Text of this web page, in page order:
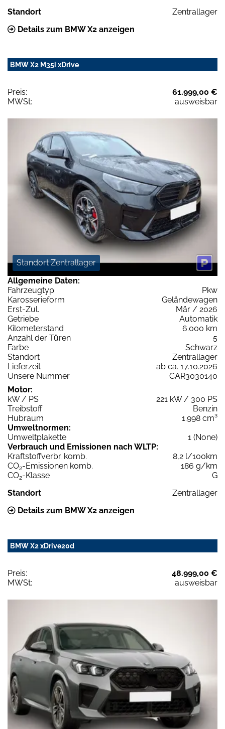
Standort
Zentrallager
Details zum BMW X2 anzeigen
BMW X2 M35i xDrive
Preis:
61.999,00 €
MWSt:
ausweisbar
Standort Zentrallager
Allgemeine Daten:
Fahrzeugtyp
Pkw
Karosserieform
Geländewagen
Erst-Zul.
Mär / 2026
Getriebe
Automatik
Kilometerstand
6.000 km
Anzahl der Türen
5
Farbe
Schwarz
Standort
Zentrallager
Lieferzeit
ab ca. 17.10.2026
Unsere Nummer
CAR3030140
Motor:
kW / PS
221 kW / 300 PS
Treibstoff
Benzin
Hubraum
1.998 cm³
Umweltnormen:
Umweltplakette
1 (None)
Verbrauch und Emissionen nach WLTP:
Kraftstoffverbr. komb.
8,2 l/100km
CO2-Emissionen komb.
186 g/km
CO2-Klasse
G
Standort
Zentrallager
Details zum BMW X2 anzeigen
BMW X2 xDrive20d
Preis:
48.999,00 €
MWSt:
ausweisbar